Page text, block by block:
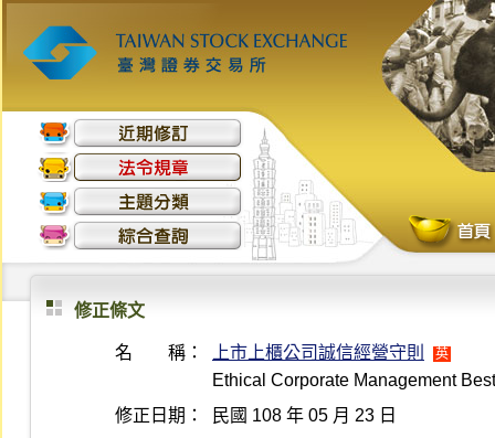
修正條文
名 稱： 上市上櫃公司誠信經營守則 英
Ethical Corporate Management
修正日期：
民國 108 年 05 月 23 日